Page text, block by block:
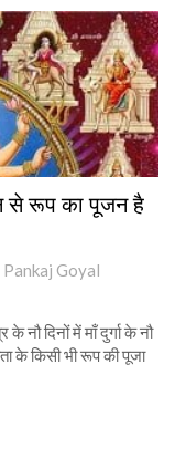
से रूप का पूजन है
Pankaj Goyal
दिनों में माँ दुर्गा के नौ
के किसी भी रूप की पूजा